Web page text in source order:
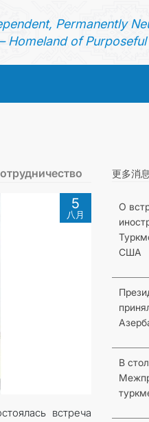
Permanently
Homeland of Purposeful
5
八月
встреча
更多消息
О
США
В